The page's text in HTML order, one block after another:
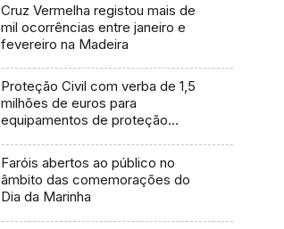
Cruz Vermelha registou mais de
mil ocorrências entre janeiro e
fevereiro na Madeira
Proteção Civil com verba de 1,5
milhões de euros para
equipamentos de proteção
Faróis abertos ao público no
âmbito das comemorações do
Dia da Marinha